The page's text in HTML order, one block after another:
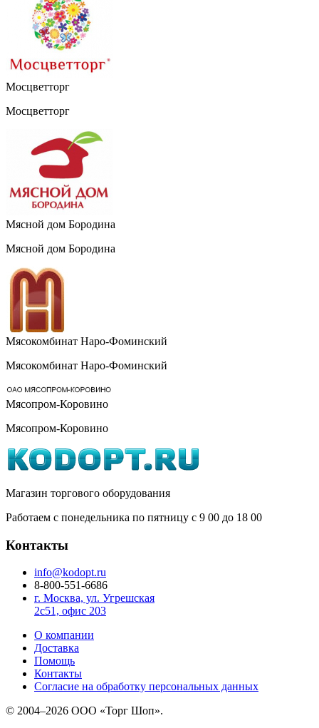
Мосцветторг
Мосцветторг
Мясной дом Бородина
Мясной дом Бородина
Мясокомбинат Наро-Фоминский
Мясокомбинат Наро-Фоминский
Мясопром-Коровино
Мясопром-Коровино
Магазин торгового оборудования
Работаем с понедельника по пятницу с 9 00 до 18 00
Контакты
info@kodopt.ru
8-800-551-6686
г. Москва, ул. Угрешская
2с51, офис 203
О компании
Доставка
Помощь
Контакты
Согласие на обработку персональных данных
© 2004–2026 ООО «Торг Шоп».